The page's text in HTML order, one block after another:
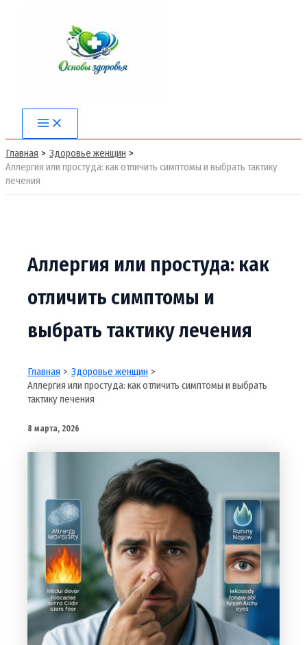
Main
Menu
Главная
Здоровье женщин
Аллергия или простуда: как отличить симптомы и выбрать тактику
лечения
Аллергия или простуда: как
отличить симптомы и
выбрать тактику лечения
Главная
Здоровье женщин
Аллергия или простуда: как отличить симптомы и выбрать
тактику лечения
8 марта, 2026